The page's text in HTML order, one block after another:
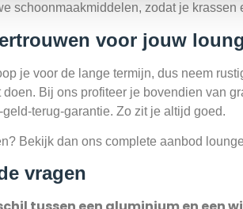
schoonmaakmiddelen, zodat je krassen
voor jouw
je voor de lange termijn, dus neem
Bij ons profiteer je bovendien van
terug-garantie. Zo zit je altijd goed.
Bekijk dan ons complete aanbod
vragen